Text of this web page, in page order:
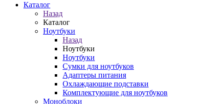
Каталог
Назад
Каталог
Ноутбуки
Назад
Ноутбуки
Ноутбуки
Сумки для ноутбуков
Адаптеры питания
Охлаждающие подставки
Комплектующие для ноутбуков
Моноблоки